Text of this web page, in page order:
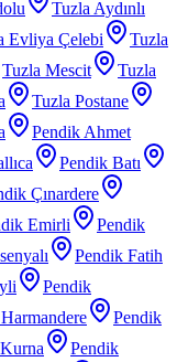
Tuzla Aydınlı
Evliya Çelebi
Tuzla
Tuzla Mescit
Tuzla
Tuzla Postane
Pendik Ahmet
Pendik Batı
Çınardere
Emirli
Pendik
Pendik Fatih
Pendik
Pendik
Pendik